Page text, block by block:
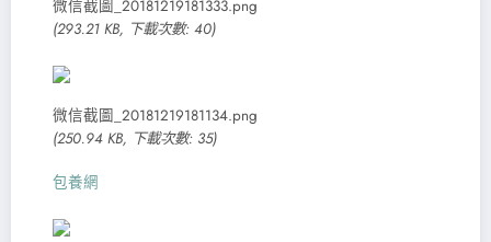
微信截圖_20181219181333.png
(293.21 KB, 下載次數: 40)
微信截圖_20181219181134.png
(250.94 KB, 下載次數: 35)
包養網